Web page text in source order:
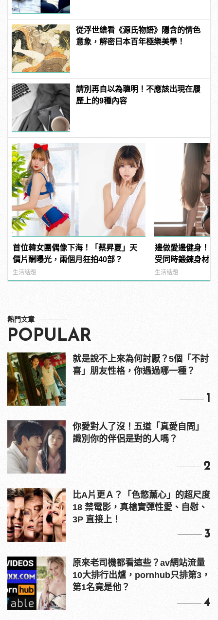
從浮世繪看《源氏物語》隱含的情色
意象，解密日本百年極樂美學！
請別再自以為聰明！不應該出現在履
歷上的9種內容
首位韓女團偶像下海！「蔡昇夏」天
價片酬曝光，兩個月狂拍40部？
生活話題
邊做愛邊健身！
受同時鍛鍊身材
生活話題
熱門文章
POPULAR
就是說不上來為何討厭？5個「不討
喜」朋友性格，你遇過哪一種？
1
你愛對人了沒！五道「真愛自問」
識別你的伴侶是對的人嗎？
2
比A片更Ａ？「色慾薰心」的超尺度
18 禁電影，真槍實彈性愛、自慰、
3P 直接上！
3
原來老司機都看這些？av網站流量
10大排行出爐，pornhub只排第3，
第1名竟是他？
4